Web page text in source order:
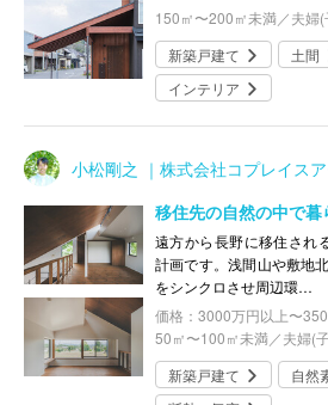
150㎡〜200㎡未満／夫婦
新築戸建て
土間
インテリア
小松剛之 ｜株式会社コプレイス
移住先の自然の中で
遠方から長野に移住され
計画です。浅間山や敷地
をシンクロさせ周辺環…
価格：3000万円以上〜
50㎡〜100㎡未満／夫婦(
新築戸建て
自然